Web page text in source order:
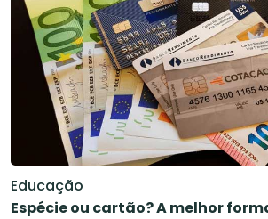
Educação
Espécie ou cartão? A melhor